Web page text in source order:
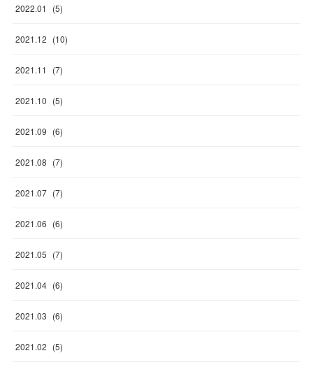
2022.01 (5)
2021.12 (10)
2021.11 (7)
2021.10 (5)
2021.09 (6)
2021.08 (7)
2021.07 (7)
2021.06 (6)
2021.05 (7)
2021.04 (6)
2021.03 (6)
2021.02 (5)